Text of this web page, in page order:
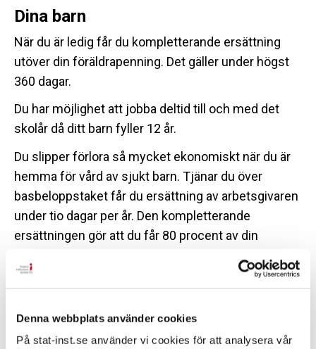
Denna webbplats använder cookies
På stat-inst.se använder vi cookies för att analysera vår
Dina barn
När du är ledig får du kompletterande ersättning
utöver din föräldrapenning. Det gäller under högst
360 dagar.
Du har möjlighet att jobba deltid till och med det
skolår då ditt barn fyller 12 år.
Du slipper förlora så mycket ekonomiskt när du är
hemma för vård av sjukt barn. Tjänar du över
basbeloppstaket får du ersättning av arbetsgivaren
under tio dagar per år. Den kompletterande
ersättningen gör att du får 80 procent av din
Som medarbetare hos SiS får du ett
friskvårdsbidrag på 5000 kr varje år. Med det kan du